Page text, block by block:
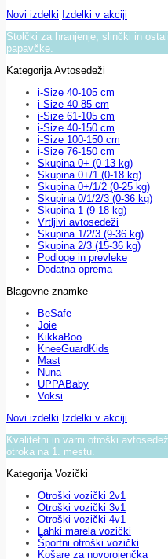
Novi izdelki Izdelki v akciji
Stolčki za hranjenje, slinčki in
papavčke.
Kategorija Avtosedeži
i-Size 40-105 cm
i-Size 40-85 cm
i-Size 61-105 cm
i-Size 40-150 cm
i-Size 100-150 cm
i-Size 76-150 cm
Skupina 0+ (0-13 kg)
Skupina 0+/1 (0-18 kg)
Skupina 0+/1/2 (0-25 kg)
Skupina 0/1/2/3 (0-36 kg)
Skupina 1 (9-18 kg)
Vrtljivi avtosedeži
Skupina 1/2/3 (9-36 kg)
Skupina 2/3 (15-36 kg)
Podloge in prevleke
Dodatna oprema
Blagovne znamke
BeSafe
Joie
KikkaBoo
KneeGuardKids
Mast
Nuna
UPPABaby
Voksi
Novi izdelki Izdelki v akciji
Kvalitetni in varni otroški
otroka na 1. mestu.
Kategorija Vozički
Otroški vozički 2v1
Otroški vozički 3v1
Otroški vozički 4v1
Lahki marela vozički
Športni otroški vozički
Košare za novorojenčka